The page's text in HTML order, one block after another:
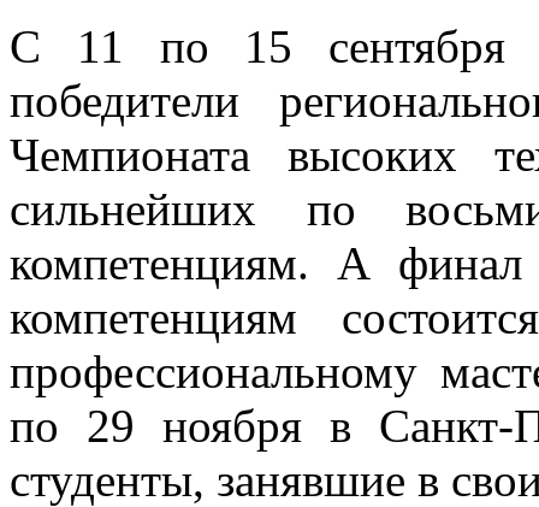
С 11 по 15 сентября
победители
Чемпионата высоких
сильнейших по
компетенциям. А финал
компетенциям
профессиональному
по 29 ноября в Санкт-
студенты, занявшие в